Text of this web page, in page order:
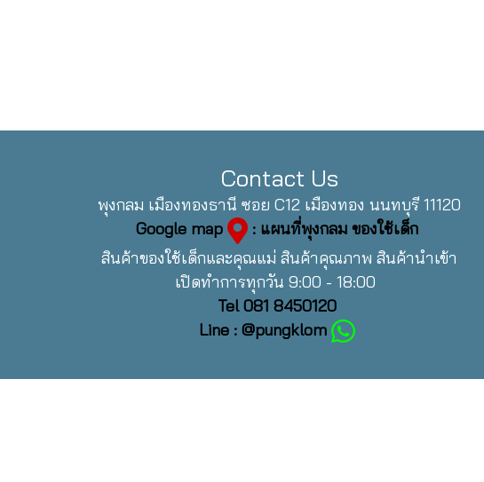
Contact Us
พุงกลม เมืองทองธานี ซอย C12 เมืองทอง นนทบุรี 11120
Google map
: แผนที่พุงกลม ของใช้เด็ก
สินค้าของใช้เด็กและคุณแม่ สินค้าคุณภาพ สินค้านำเข้า
เปิดทำการทุกวัน 9:00 - 18:00
Tel 081 8450120
Line : @pungklom